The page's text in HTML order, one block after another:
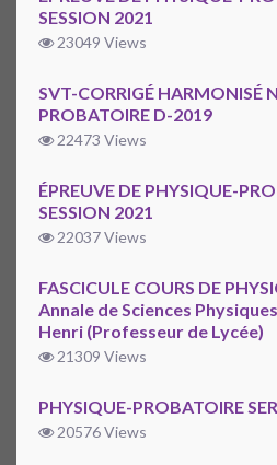
SESSION 2021
23049 Views
SVT-CORRIGÉ HARMONISÉ
PROBATOIRE D-2019
22473 Views
ÉPREUVE DE PHYSIQUE-
SESSION 2021
22037 Views
FASCICULE COURS DE
Annale de Sciences
Henri (Professeur de Lycée)
21309 Views
PHYSIQUE-PROBATOIRE
20576 Views